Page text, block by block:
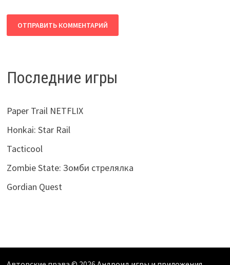
Последние игры
Paper Trail NETFLIX
Honkai: Star Rail
Tacticool
Zombie State: Зомби стрелялка
Gordian Quest